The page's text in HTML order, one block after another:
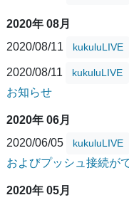
2020年 08月
2020/08/11
kukuluLIVE
2020/08/11 kukuluLIVE
お知らせ
2020年 06月
2020/06/05
kukuluLIVE
およびプッシュ接続が
2020年 05月